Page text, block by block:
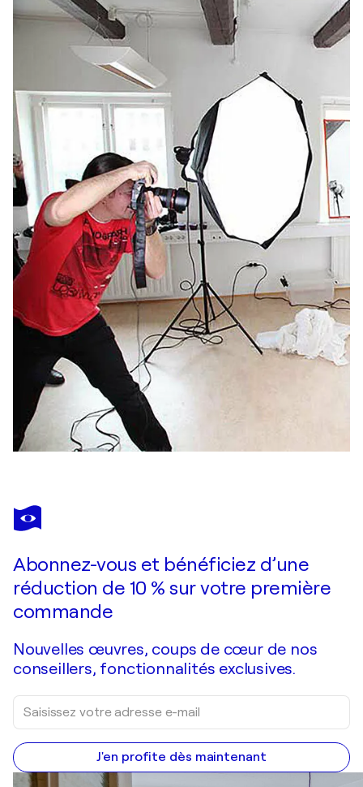
Abonnez-vous et bénéficiez d’une
réduction de 10 % sur votre première
commande
Nouvelles œuvres, coups de cœur de nos
conseillers, fonctionnalités exclusives.
J'en profite dès maintenant